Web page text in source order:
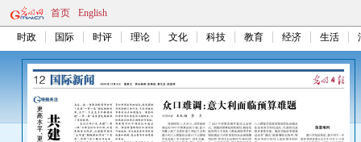
首页 English
时政 国际 时评 理论 文化 科技 教育 经济 生活